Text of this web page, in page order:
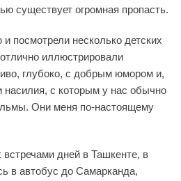
существует огромная пропасть.
посмотрели несколько детских
иллюстрировали
глубоко, с добрым юмором и,
насилия, с которым у нас обычно
Они меня по-настоящему
дней в Ташкенте, в
в автобус до Самарканда,